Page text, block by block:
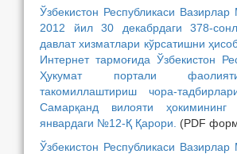
Ўзбекистон Республикаси Вазирлар
2012 йил 30 декабрдаги 378-
давлат хизматлари кўрсатишни
Интернет тармоғида Ўзбекистон
Ҳукумат портали
такомиллаштириш чора-
Самарқанд вилояти
январдаги №12-Қ Қарори.
(PDF
Ўзбекистон Республикаси Вазирлар